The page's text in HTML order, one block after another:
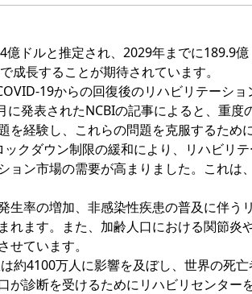
ドルと推定され、2029年までに189.9
成長することが期待されています。
19からの回復後のリハビリテーシ
発表されたNCBIの記事によると、重度
経験し、これらの問題を克服するため
クダウン制限の緩和により、リハビリ
ン市場の需要が高まりました。これは
率の増加、非感染性疾患の普及に伴う
れます。また、加齢人口における関節炎
ています。
約4100万人に影響を及ぼし、世界の死
が診断を受けるためにリハビリセンター